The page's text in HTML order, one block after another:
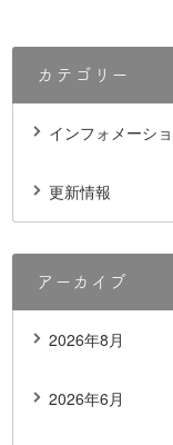
カテゴリー
インフォメーシ
更新情報
アーカイブ
2026年8月
2026年6月